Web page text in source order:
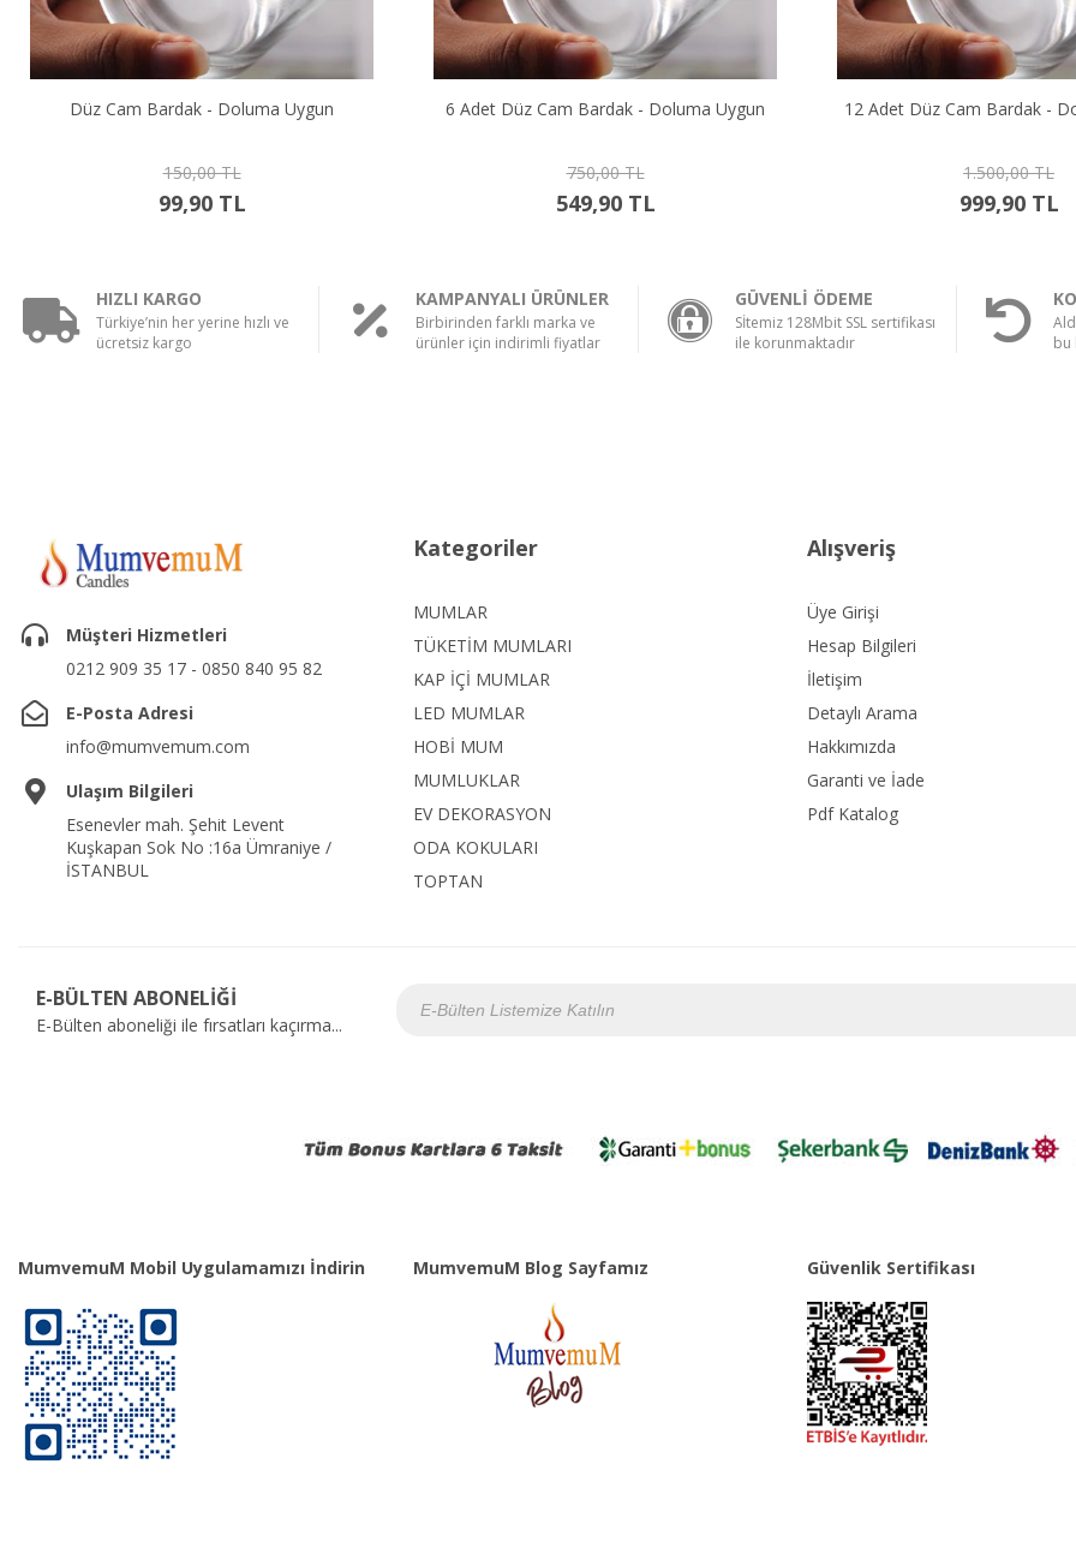
Düz Cam Bardak - Doluma Uygun
150,00 TL
99,90 TL
6 Adet Düz Cam Bardak - Doluma Uygun
750,00 TL
549,90 TL
12 Adet Düz Cam Bardak -
1.500,00 TL
999,90 TL
HIZLI KARGO
Türkiye’nin her yerine hızlı ve
ücretsiz kargo
KAMPANYALI ÜRÜNLER
Birbirinden farklı marka ve
ürünler için indirimli fiyatlar
GÜVENLİ ÖDEME
Sİtemiz 128Mbit SSL sertifikası
ile korunmaktadır
bu
Müşteri Hizmetleri
0212 909 35 17 - 0850 840 95 82
E-Posta Adresi
info@mumvemum.com
Ulaşım Bilgileri
Esenevler mah. Şehit Levent
Kuşkapan Sok No :16a Ümraniye /
İSTANBUL
Kategoriler
MUMLAR
TÜKETİM MUMLARI
KAP İÇİ MUMLAR
LED MUMLAR
HOBİ MUM
MUMLUKLAR
EV DEKORASYON
ODA KOKULARI
TOPTAN
Alışveriş
Üye Girişi
Hesap Bilgileri
İletişim
Detaylı Arama
Hakkımızda
Garanti ve İade
Pdf Katalog
E-BÜLTEN ABONELİĞİ
E-Bülten aboneliği ile fırsatları kaçırma...
MumvemuM Mobil Uygulamamızı İndirin MumvemuM Blog Sayfamız Güvenlik Sertifikası